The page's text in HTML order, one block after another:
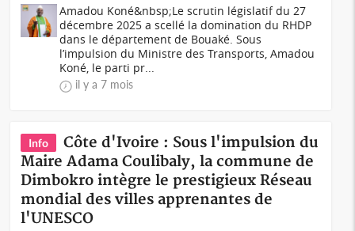
Amadou Koné&nbsp;Le scrutin législatif du 27
décembre 2025 a scellé la domination du RHDP
dans le département de Bouaké. Sous
l’impulsion du Ministre des Transports, Amadou
Koné, le parti pr...
il y a 7 mois
Info
Côte d'Ivoire : Sous l'impulsion du
Maire Adama Coulibaly, la commune de
Dimbokro intègre le prestigieux Réseau
mondial des villes apprenantes de
l'UNESCO